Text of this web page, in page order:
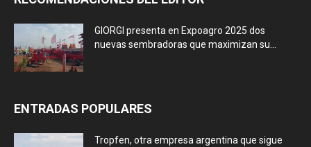
GIORGI presenta en Expoagro 2025 dos
nuevas sembradoras que maximizan su...
ENTRADAS POPULARES
Tropfen, otra empresa argentina que sigue